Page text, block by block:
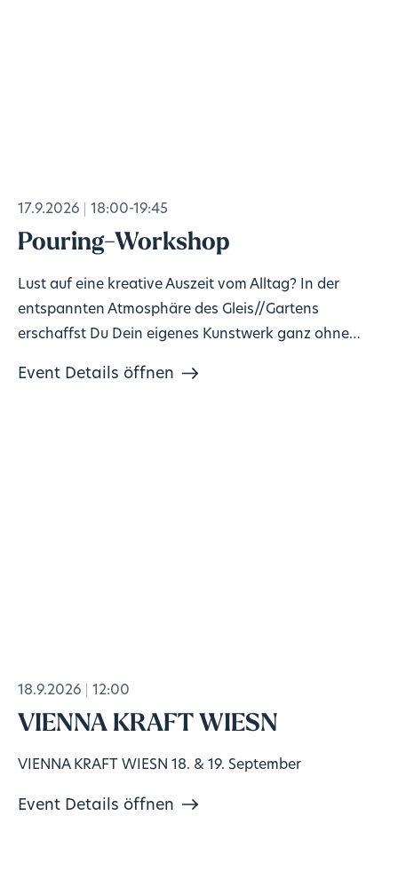
17.9.2026 18:00-19:45
Pouring-Workshop
Lust auf eine kreative Auszeit vom Alltag? In der
entspannten Atmosphäre des Gleis//Gartens
erschaffst Du Dein eigenes Kunstwerk ganz ohne
Event Details öffnen
18.9.2026 12:00
VIENNA KRAFT WIESN
VIENNA KRAFT WIESN 18. & 19. September
Event Details öffnen